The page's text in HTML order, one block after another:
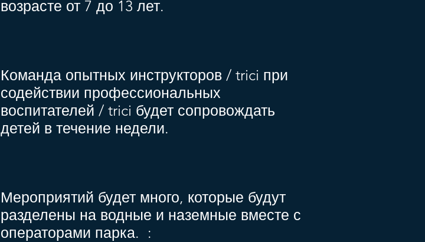
возрасте от 7 до 13 лет.
Команда опытных инструкторов / trici при
содействии профессиональных
воспитателей / trici будет сопровождать
детей в течение недели.
Мероприятий будет много, которые будут
разделены на водные и наземные вместе с
операторами парка. :